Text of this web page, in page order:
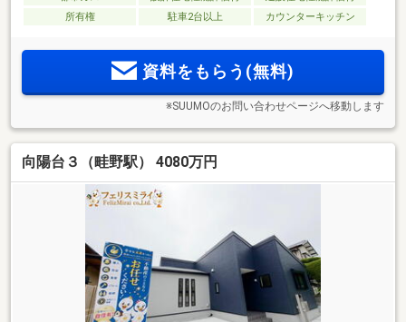
所有権
駐車2台以上 カウンターキッチン
資料をもらう(無料)
※SUUMOのお問い合わせページへ移動します
向陽台３（畦野駅） 4080万円